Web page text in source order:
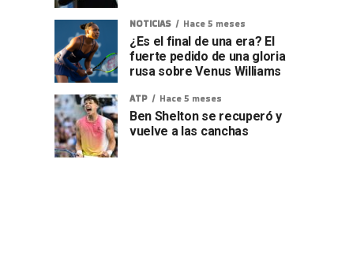
NOTICIAS Hace 5 meses
¿Es el final de una era? El
fuerte pedido de una gloria
rusa sobre Venus Williams
ATP Hace 5 meses
Ben Shelton se recuperó y
vuelve a las canchas